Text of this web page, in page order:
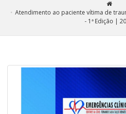
Atendimento ao paciente vítima de
- 1ª Edição |